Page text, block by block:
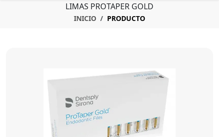
LIMAS PROTAPER GOLD
INICIO PRODUCTO